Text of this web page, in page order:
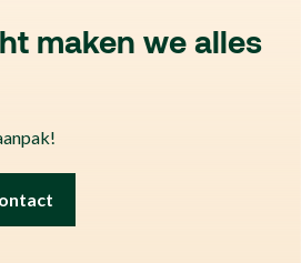
maken we alles